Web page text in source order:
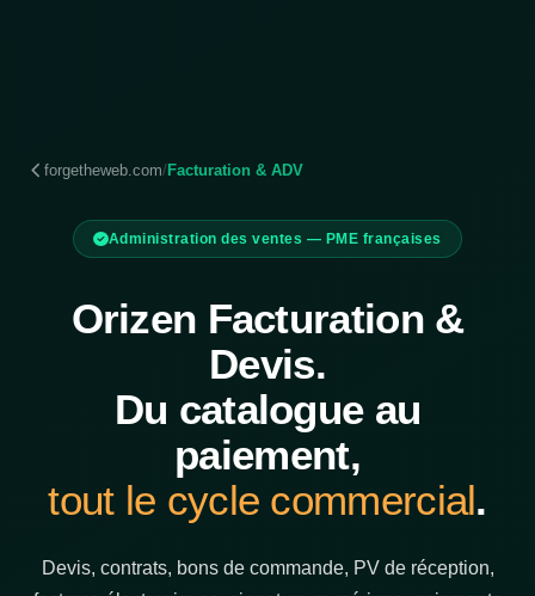
forgetheweb.com/Facturation & ADV
Administration des ventes — PME françaises
Orizen Facturation &
Devis.
Du catalogue au
paiement,
tout le cycle commercial.
Devis, contrats, bons de commande, PV de réception,